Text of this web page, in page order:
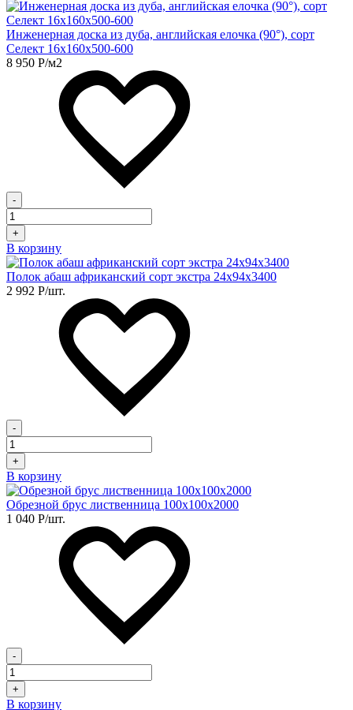
Инженерная доска из дуба, английская елочка (90°), сорт
Селект 16х160х500-600
8 950 Р/м2
-
+
В корзину
Полок абаш африканский сорт экстра 24х94х3400
2 992 Р/шт.
-
+
В корзину
Обрезной брус лиственница 100х100х2000
1 040 Р/шт.
-
+
В корзину